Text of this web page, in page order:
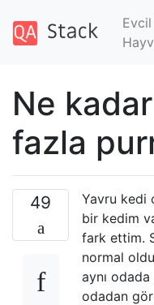
Evcil
Ne
fazla
49
Yavru kedi
bir kedim
fark ettim.
normal
aynı
odadan